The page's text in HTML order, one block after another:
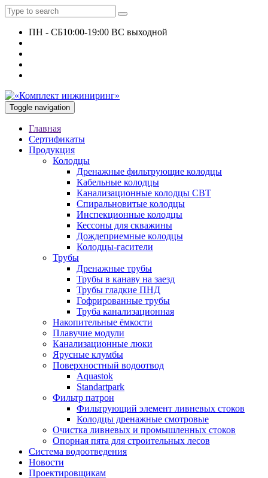
ПН - СБ10:00-19:00 ВС выходной
Toggle navigation
Главная
Сертификаты
Продукция
Колодцы
Дренажные фильтрующие колодцы
Кабельные колодцы
Канализационные колодцы СВТ
Спиральновитые колодцы
Инспекционные колодцы
Кессоны для скважины
Дождеприемные колодцы
Колодцы-гасители
Трубы
Дренажные трубы
Трубы в канаву на заезд
Трубы гладкие ПНД
Гофрированные трубы
Труба канализационная
Накопительные ёмкости
Плавучие модули
Канализационные люки
Ярусные клумбы
Поверхностный водоотвод
Aquastok
Standartpark
Фильтр патрон
Фильтрующий элемент ливневых стоков
Колодцы дренажные смотровые
Очистка ливневых и промышленных стоков
Опорная пята для строительных лесов
Система водоотведения
Новости
Проектировщикам